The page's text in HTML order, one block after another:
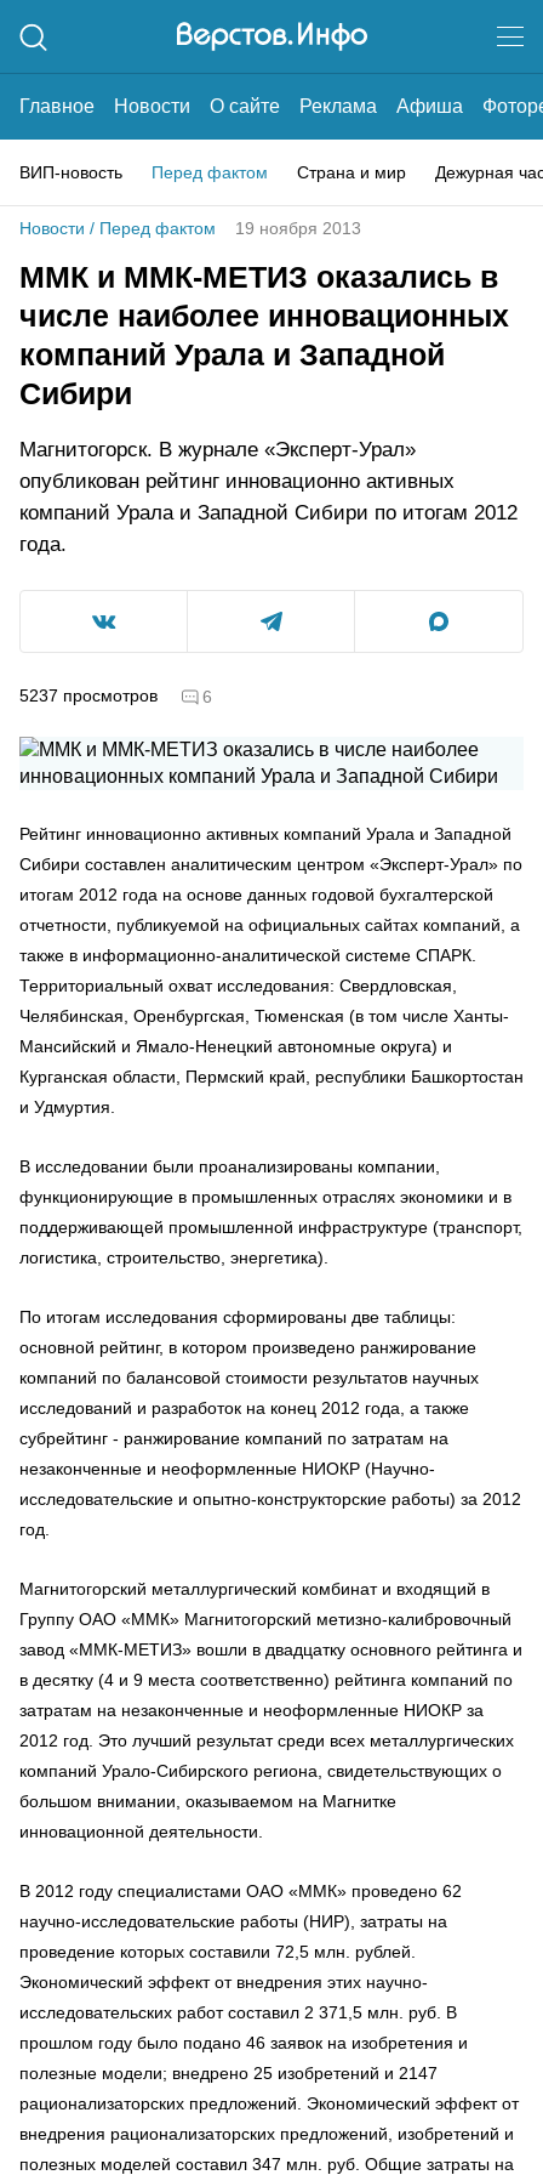
Главное Новости О сайте Реклама Афиша
ВИП-новость Перед фактом Страна и мир Дежурная
Новости / Перед фактом 19 ноября 2013
ММК и ММК-МЕТИЗ оказались в
числе наиболее инновационных
компаний Урала и Западной
Сибири
Магнитогорск. В журнале «Эксперт-Урал»
опубликован рейтинг инновационно активных
компаний Урала и Западной Сибири по итогам 2012
года.
5237 просмотров 6
Рейтинг инновационно активных компаний Урала и Западной
Сибири составлен аналитическим центром «Эксперт-Урал» по
итогам 2012 года на основе данных годовой бухгалтерской
отчетности, публикуемой на официальных сайтах компаний, а
также в информационно-аналитической системе СПАРК.
Территориальный охват исследования: Свердловская,
Челябинская, Оренбургская, Тюменская (в том числе Ханты-
Мансийский и Ямало-Ненецкий автономные округа) и
Курганская области, Пермский край, республики Башкортостан
и Удмуртия.
В исследовании были проанализированы компании,
функционирующие в промышленных отраслях экономики и в
поддерживающей промышленной инфраструктуре (транспорт,
логистика, строительство, энергетика).
По итогам исследования сформированы две таблицы:
основной рейтинг, в котором произведено ранжирование
компаний по балансовой стоимости результатов научных
исследований и разработок на конец 2012 года, а также
субрейтинг - ранжирование компаний по затратам на
незаконченные и неоформленные НИОКР (Научно-
исследовательские и опытно-конструкторские работы) за 2012
год.
Магнитогорский металлургический комбинат и входящий в
Группу ОАО «ММК» Магнитогорский метизно-калибровочный
завод «ММК-МЕТИЗ» вошли в двадцатку основного рейтинга и
в десятку (4 и 9 места соответственно) рейтинга компаний по
затратам на незаконченные и неоформленные НИОКР за
2012 год. Это лучший результат среди всех металлургических
компаний Урало-Сибирского региона, свидетельствующих о
большом внимании, оказываемом на Магнитке
инновационной деятельности.
В 2012 году специалистами ОАО «ММК» проведено 62
научно-исследовательские работы (НИР), затраты на
проведение которых составили 72,5 млн. рублей.
Экономический эффект от внедрения этих научно-
исследовательских работ составил 2 371,5 млн. руб. В
прошлом году было подано 46 заявок на изобретения и
полезные модели; внедрено 25 изобретений и 2147
рационализаторских предложений. Экономический эффект от
внедрения рационализаторских предложений, изобретений и
полезных моделей составил 347 млн. руб. Общие затраты на